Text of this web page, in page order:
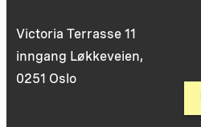
Victoria Terrasse 11
inngang Løkkeveien,
0251 Oslo